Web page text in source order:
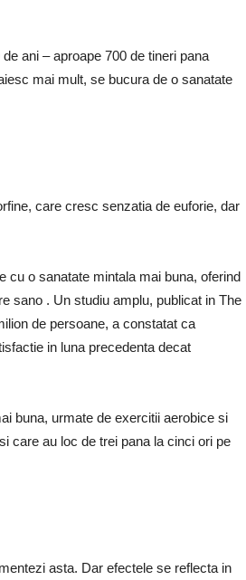
ani – aproape 700 de tineri pana
mai mult, se bucura de o sanatate
care cresc senzatia de euforie, dar
cu o sanatate mintala mai buna, oferind
sano . Un studiu amplu, publicat in The
de persoane, a constatat ca
in luna precedenta decat
buna, urmate de exercitii aerobice si
care au loc de trei pana la cinci ori pe
asta. Dar efectele se reflecta in